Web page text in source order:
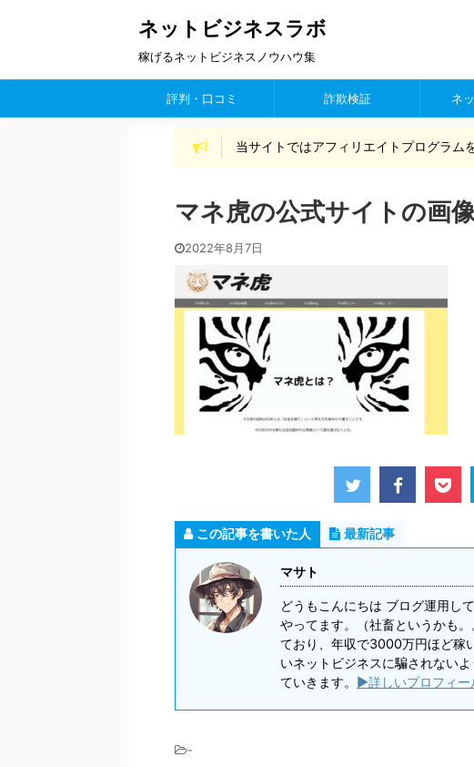
ネットビジネスラボ
稼げるネットビジネスノウハウ集
評判・口コミ 詐欺検証 ネ
当サイトではアフィリエイトプログラム
マネ虎の公式サイトの画
2022年8月7日
この記事を書いた人 最新記事
マサト
どうもこんにちは ブログ運用し
やってます。（社畜というかも
ており、年収で3000万円ほど稼
いネットビジネスに騙されない
ていきます。 ▶詳しいプロフィー
-